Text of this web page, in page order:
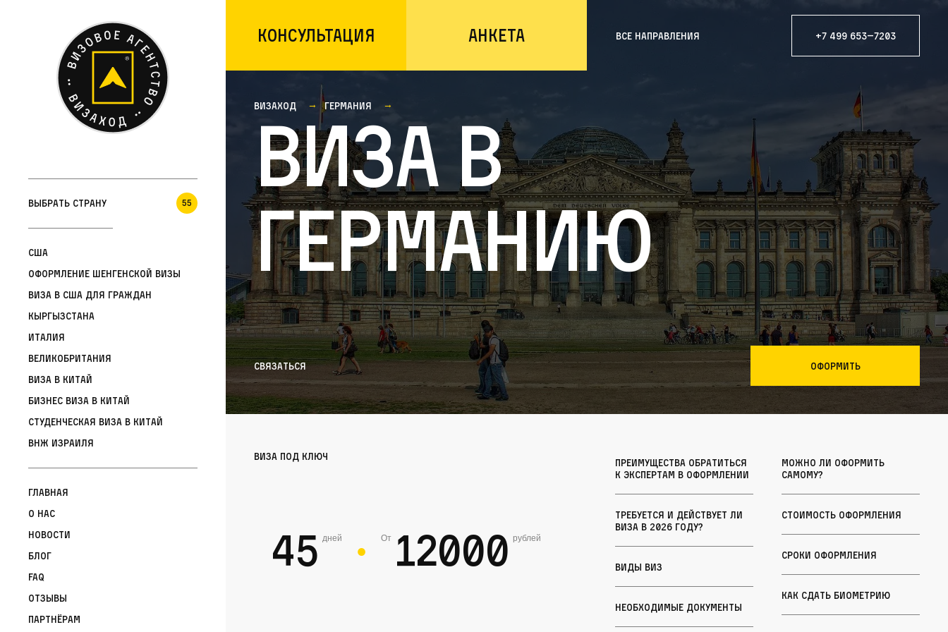
Консультация Анкета Все направления +7 499 653—7203
Выбрать страну 55
США
Оформление шенгенской визы
Виза в США для граждан
Кыргызстана
Италия
Великобритания
Виза в Китай
Бизнес виза в Китай
Студенческая виза в Китай
ВНЖ Израиля
Главная
О нас
Новости
Блог
FAQ
Отзывы
Партнёрам
Визаход Германия
Виза в
Германию
Связаться Оформить
Виза под ключ
45 дней
●
От 12000 рублей
Преимущества обратиться
к экспертам в оформлении
Требуется и действует ли
виза в 2026 году?
Виды виз
Необходимые документы
Можно ли оформить
самому?
Стоимость оформления
Сроки оформления
Как сдать биометрию